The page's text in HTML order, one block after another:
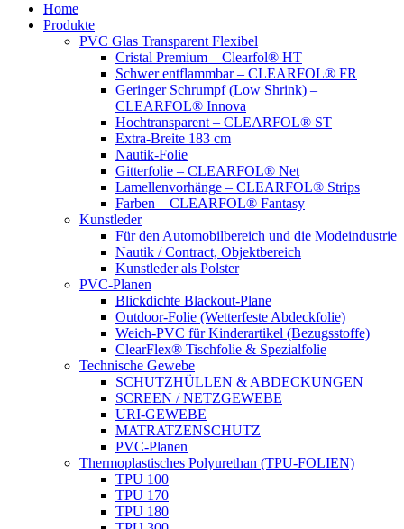
Home
Produkte
PVC Glas Transparent Flexibel
Cristal Premium – Clearfol® HT
Schwer entflammbar – CLEARFOL® FR
Geringer Schrumpf (Low Shrink) –
CLEARFOL® Innova
Hochtransparent – CLEARFOL® ST
Extra-Breite 183 cm
Nautik-Folie
Gitterfolie – CLEARFOL® Net
Lamellenvorhänge – CLEARFOL® Strips
Farben – CLEARFOL® Fantasy
Kunstleder
Für den Automobilbereich und die Modeindustrie
Nautik / Contract, Objektbereich
Kunstleder als Polster
PVC-Planen
Blickdichte Blackout-Plane
Outdoor-Folie (Wetterfeste Abdeckfolie)
Weich-PVC für Kinderartikel (Bezugsstoffe)
ClearFlex® Tischfolie & Spezialfolie
Technische Gewebe
SCHUTZHÜLLEN & ABDECKUNGEN
SCREEN / NETZGEWEBE
URI-GEWEBE
MATRATZENSCHUTZ
PVC-Planen
Thermoplastisches Polyurethan (TPU-FOLIEN)
TPU 100
TPU 170
TPU 180